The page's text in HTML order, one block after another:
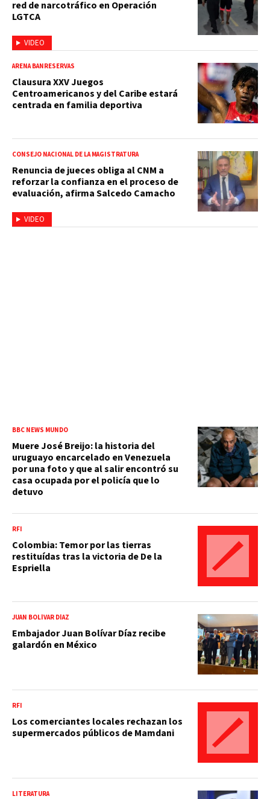
VIDEO
red de narcotráfico en Operación
LGTCA
ARENA BANRESERVAS
Clausura XXV Juegos
Centroamericanos y del Caribe estará
centrada en familia deportiva
VIDEO
CONSEJO NACIONAL DE LA MAGISTRATURA
Renuncia de jueces obliga al CNM a
reforzar la confianza en el proceso de
evaluación, afirma Salcedo Camacho
BBC NEWS MUNDO
Muere José Breijo: la historia del
uruguayo encarcelado en Venezuela
por una foto y que al salir encontró su
casa ocupada por el policía que lo
detuvo
RFI
Colombia: Temor por las tierras
restituídas tras la victoria de De la
Espriella
JUAN BOLÍVAR DÍAZ
Embajador Juan Bolívar Díaz recibe
galardón en México
RFI
Los comerciantes locales rechazan los
supermercados públicos de Mamdani
LITERATURA